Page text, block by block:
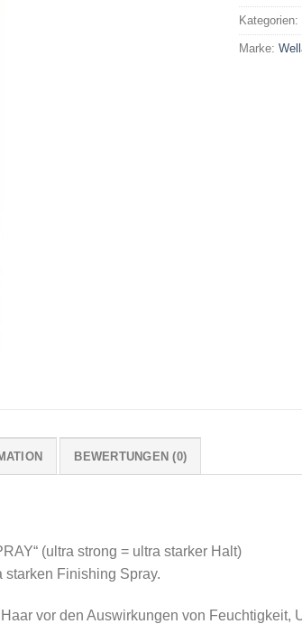
Kategorien:
Marke:
BEWERTUNGEN (0)
(ultra strong = ultra starker Halt)
starken Finishing Spray.
vor den Auswirkungen von Feuchtigkeit,